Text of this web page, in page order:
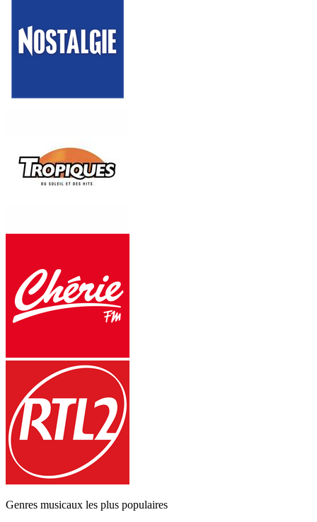
Genres musicaux les plus populaires